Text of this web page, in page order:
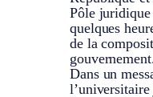
Pôle juridique
quelques
de la
Dans un